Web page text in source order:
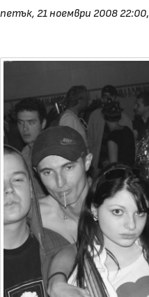
петък, 21 ноември 2008 22:00,